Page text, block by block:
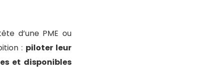
d’une PME ou
: piloter leur
et disponibles